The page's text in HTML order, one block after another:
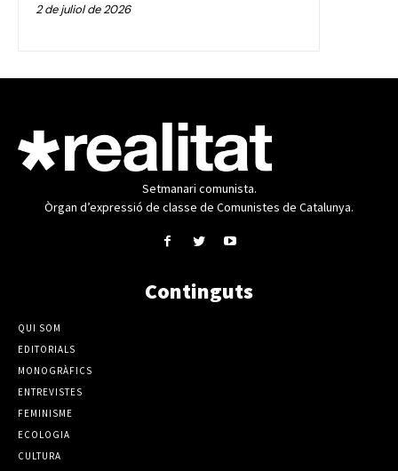
2 de juliol de 2026
Setmanari comunista.
Òrgan d’expressió de classe de Comunistes de Catalunya.
Continguts
QUI SOM
EDITORIALS
MONOGRÀFICS
ENTREVISTES
FEMINISME
ECOLOGIA
CULTURA